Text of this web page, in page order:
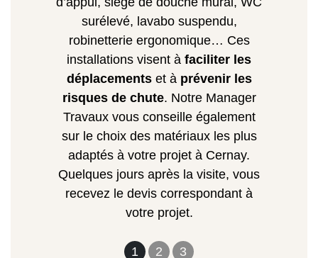
1 2 3
surélevé, lavabo suspendu,
robinetterie ergonomique… Ces
installations visent à faciliter les
déplacementset à prévenir les
risques de chute. Notre Manager
Travaux vous conseille également
sur le choix des matériaux les plus
adaptés à votre projet à Cernay.
Quelques jours après la visite, vous
recevez le devis correspondant à
votre projet.